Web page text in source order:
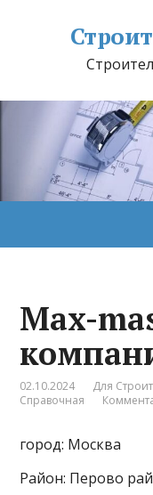
Max-
02.10.2024 Для
Справочная
город: Москва
Район: Перово